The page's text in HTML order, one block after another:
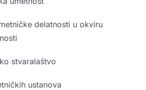
delatnosti u okviru
ustanova